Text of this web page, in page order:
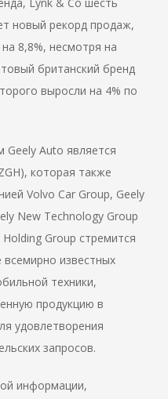
Lynk & Co шесть
новый рекорд продаж,
8,8%, несмотря на
британский бренд
выросли на 4% по
Auto является
которая также
Volvo Car Group, Geely
New Technology Group
Group стремится
всемирно известных
техники,
продукцию в
удовлетворения
запросов.
информации,